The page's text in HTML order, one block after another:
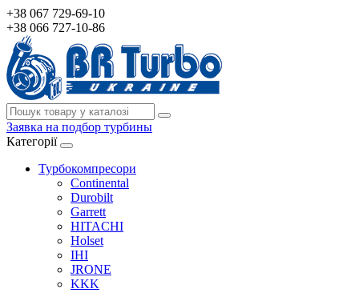
+38 067 729-69-10
+38 066 727-10-86
Заявка на подбор турбины
Категорії
Турбокомпресори
Continental
Durobilt
Garrett
HITACHI
Holset
IHI
JRONE
KKK